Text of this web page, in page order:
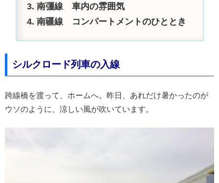
南彊線 車内の雰囲気
南疆線 コンパートメントのひととき
シルクロード列車の入線
跨線橋を渡って、ホームへ。昨日、あれだけ暑かったのが
ウソのように、涼しい風が吹いています。